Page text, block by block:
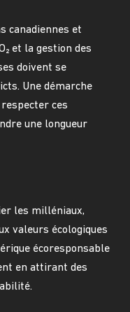
canadiennes et
et la gestion des
doivent se
Une démarche
ces
une longueur
les milléniaux,
valeurs écologiques
écoresponsable
en attirant des